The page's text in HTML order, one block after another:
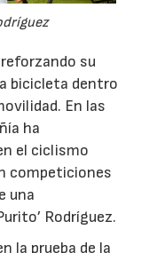
su
bicicleta dentro
En las
ha
el ciclismo
competiciones
una
Rodríguez.
la prueba de la